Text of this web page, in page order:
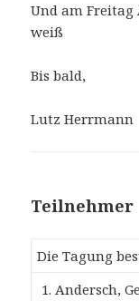
Und am
weiß
Bis bald,
Lutz Herrmann
Teilnehmer
Die Tagung
Andersch,